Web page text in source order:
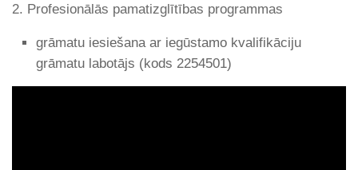
2. Profesionālās pamatizglītības programmas
grāmatu iesiešana ar iegūstamo kvalifikāciju
grāmatu labotājs (kods 2254501)